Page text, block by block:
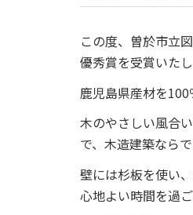
この度、曽於市立
優秀賞を受賞いたし
鹿児島県産材を
木のやさしい風合
で、木造建築なら
壁には杉板を使い
心地よい時間を過